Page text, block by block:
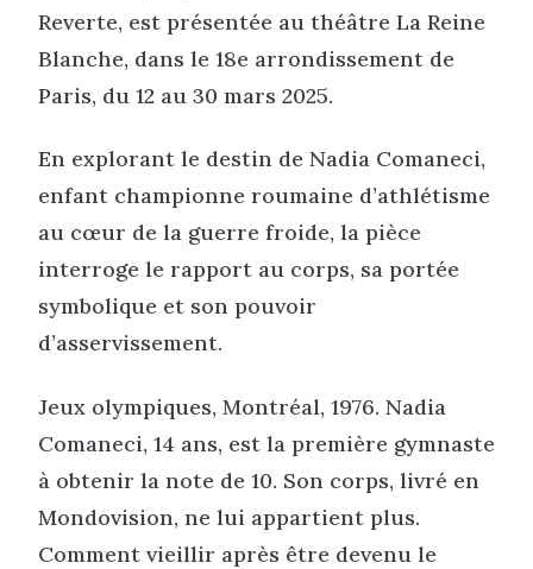
Reverte, est présentée au théâtre La Reine
Blanche, dans le 18e arrondissement de
Paris, du 12 au 30 mars 2025.
En explorant le destin de Nadia Comaneci,
enfant championne roumaine d’athlétisme
au cœur de la guerre froide, la pièce
interroge le rapport au corps, sa portée
symbolique et son pouvoir
d’asservissement.
Jeux olympiques, Montréal, 1976. Nadia
Comaneci, 14 ans, est la première gymnaste
à obtenir la note de 10. Son corps, livré en
Mondovision, ne lui appartient plus.
Comment vieillir après être devenu le